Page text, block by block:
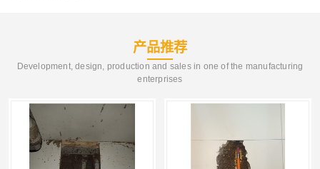
产品推荐
Development, design, production and sales in one of the manufacturing
enterprises